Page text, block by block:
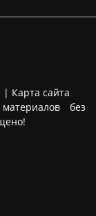
| Карта сайта
без